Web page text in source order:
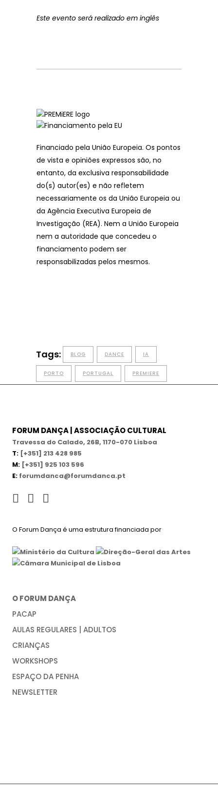
Este evento será realizado em inglês
Financiado pela União Europeia. Os pontos
de vista e opiniões expressos são, no
entanto, da exclusiva responsabilidade
do(s) autor(es) e não refletem
necessariamente os da União Europeia ou
da Agência Executiva Europeia de
Investigação (REA). Nem a União Europeia
nem a autoridade que concedeu o
financiamento podem ser
responsabilizadas pelos mesmos.
Tags: BLOG DANCE IA
PORTO PORTUGAL PREMIERE
FORUM DANÇA | ASSOCIAÇÃO CULTURAL
Travessa do Calado, 26B, 1170-070 Lisboa
T: [+351] 213 428 985
M: [+351] 925 103 596
E: forumdanca@forumdanca.pt
O Forum Dança é uma estrutura financiada por
O FORUM DANÇA
PACAP
AULAS REGULARES | ADULTOS
CRIANÇAS
WORKSHOPS
ESPAÇO DA PENHA
NEWSLETTER